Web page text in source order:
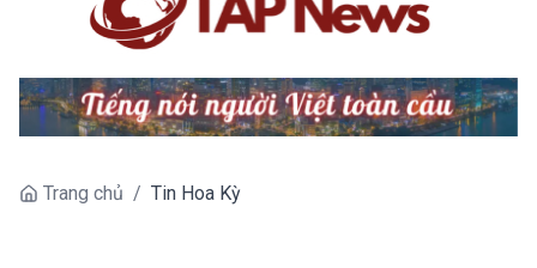
Trang chủ / Tin Hoa Kỳ